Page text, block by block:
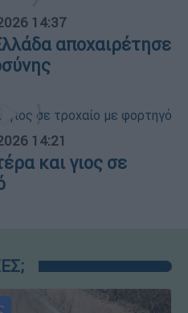
14:37
αποχαιρέτησε
14:21
και γιος σε